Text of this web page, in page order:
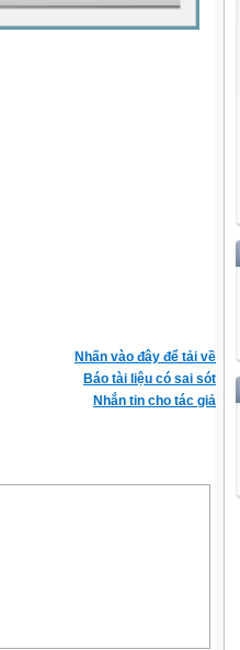
Nhấn vào đây để tải về
Báo tài liệu có sai sót
Nhắn tin cho tác giả